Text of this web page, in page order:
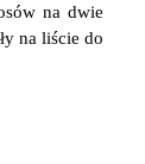
na dwie
na liście do